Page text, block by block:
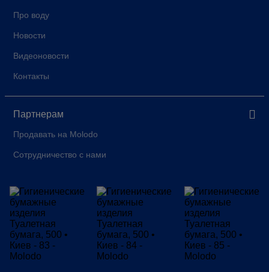
Про воду
Новости
Видеоновости
Контакты
Партнерам
Продавать на Molodo
Сотрудничество с нами